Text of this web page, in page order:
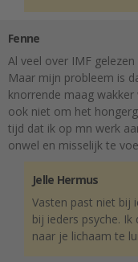
Fenne
Al veel over IMF
Maar mijn probleem is
knorrende maag
ook niet om het
tijd dat ik op mn werk
onwel en misselijk te
Jelle Hermus
Vasten past niet bij
bij ieders psyche.
naar je lichaam te